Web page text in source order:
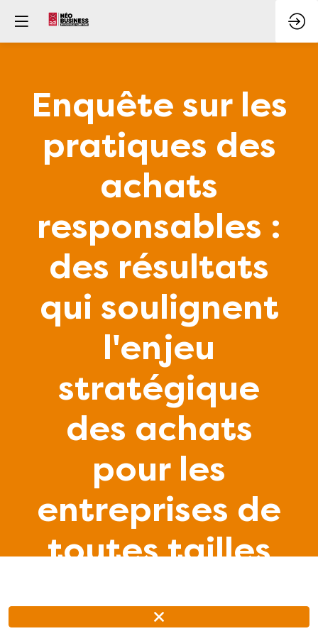
Enquête sur les
pratiques des
achats
responsables :
des résultats
qui soulignent
l'enjeu
stratégique
des achats
pour les
entreprises de
toutes tailles